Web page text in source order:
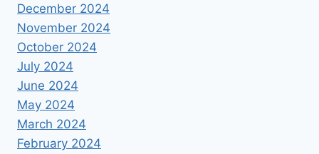
December 2024
November 2024
October 2024
July 2024
June 2024
May 2024
March 2024
February 2024